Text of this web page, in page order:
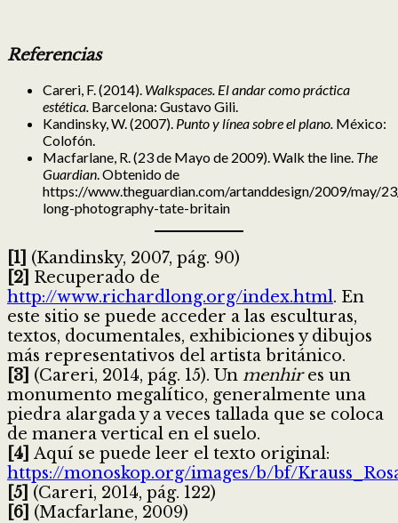
Referencias
Careri, F. (2014). Walkspaces. El andar como práctica
estética. Barcelona: Gustavo Gili.
Kandinsky, W. (2007). Punto y línea sobre el plano. México:
Colofón.
Macfarlane, R. (23 de Mayo de 2009). Walk the line. The
Guardian . Obtenido de
https://www.theguardian.com/artanddesign/2009/may/
long-photography-tate-britain
[1] (Kandinsky, 2007, pág. 90)
[2] Recuperado de
http://www.richardlong.org/index.html. En
este sitio se puede acceder a las esculturas,
textos, documentales, exhibiciones y dibujos
más representativos del artista británico.
[3] (Careri, 2014, pág. 15). Un menhires un
monumento megalítico, generalmente una
piedra alargada y a veces tallada que se coloca
de manera vertical en el suelo.
[4] Aquí se puede leer el texto original:
https://monoskop.org/images/b/bf/
[5] (Careri, 2014, pág. 122)
[6] (Macfarlane, 2009)